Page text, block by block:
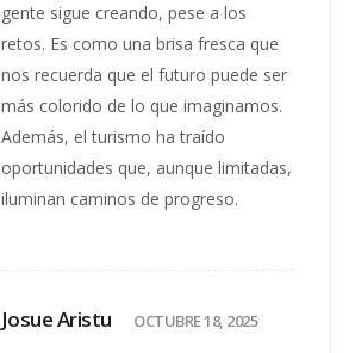
gente sigue creando, pese a los
retos. Es como una brisa fresca que
nos recuerda que el futuro puede ser
más colorido de lo que imaginamos.
Además, el turismo ha traído
oportunidades que, aunque limitadas,
iluminan caminos de progreso.
Josue Aristu OCTUBRE 18, 2025